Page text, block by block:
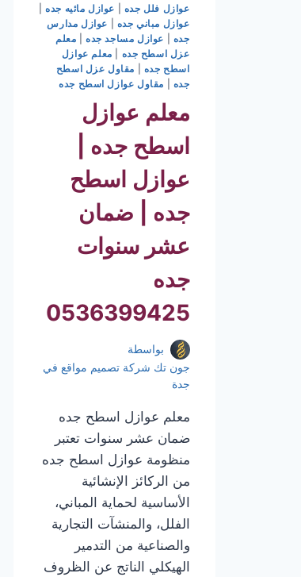
عوازل فلل جده
عوازل مائيه جده|
عوازل مباني جده
عوازل مدارس
جده
عوازل مساجد جده| معلم
عزل اسطح جده
معلم عوازل
اسطح جده
مقاول عزل اسطح
جده
مقاول عوازل اسطح جده
معلم عوازل
اسطح جده |
عوازل اسطح
جده | ضمان
عشر سنوات
جده
0536399425
بواسطة
جون تك شركة تصميم مواقع في
جدة
معلم عوازل اسطح جده
ضمان عشر سنوات تعتبر
منظومة عوازل اسطح جده
من الركائز الإنشائية
الأساسية لحماية المباني،
الفلل، والمنشآت التجارية
والصناعية من التدمير
الهيكلي الناتج عن الظروف